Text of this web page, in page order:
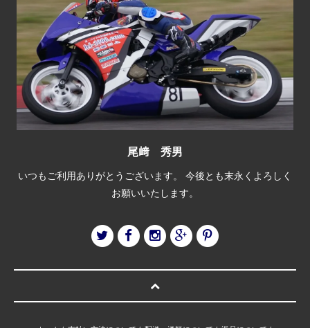
尾﨑 秀男
いつもご利用ありがとうございます。 今後とも末永くよろしく
お願いいたします。